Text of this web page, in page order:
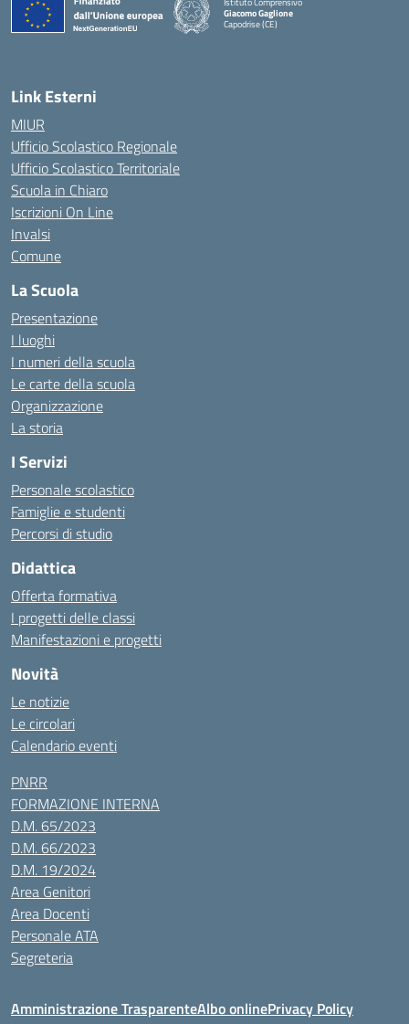
Giacomo Gaglione
Capodrise (CE)
— Visita la pagina iniziale della scuola
Link Esterni
MIUR
Ufficio Scolastico Regionale
Ufficio Scolastico Territoriale
Scuola in Chiaro
Iscrizioni On Line
Invalsi
Comune
La Scuola
Presentazione
I luoghi
I numeri della scuola
Le carte della scuola
Organizzazione
La storia
I Servizi
Personale scolastico
Famiglie e studenti
Percorsi di studio
Didattica
Offerta formativa
I progetti delle classi
Manifestazioni e progetti
Novità
Le notizie
Le circolari
Calendario eventi
PNRR
FORMAZIONE INTERNA
D.M. 65/2023
D.M. 66/2023
D.M. 19/2024
Area Genitori
Area Docenti
Personale ATA
Segreteria
Amministrazione TrasparenteAlbo onlinePrivacy Policy